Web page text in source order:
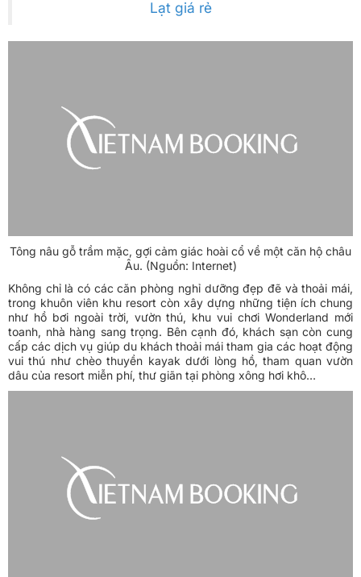
Lạt giá rẻ
Tông nâu gỗ trầm mặc, gợi cảm giác hoài cổ về một căn hộ châu
Âu. (Nguồn: Internet)
Không chỉ là có các căn phòng nghỉ dưỡng đẹp đẽ và thoải mái,
trong khuôn viên khu resort còn xây dựng những tiện ích chung
như hồ bơi ngoài trời, vườn thú, khu vui chơi Wonderland mới
toanh, nhà hàng sang trọng. Bên cạnh đó, khách sạn còn cung
cấp các dịch vụ giúp du khách thoải mái tham gia các hoạt động
vui thú như chèo thuyền kayak dưới lòng hồ, tham quan vườn